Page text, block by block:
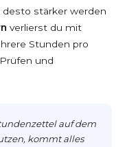
stärker werden
verlierst du mit
Stunden pro
und
auf dem
kommt alles